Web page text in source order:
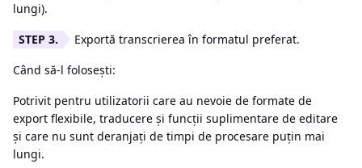
lungi).
Exportă transcrierea în formatul preferat.
Când să-l folosești:
Potrivit pentru utilizatorii care au nevoie de formate de
export flexibile, traducere și funcții suplimentare de editare
și care nu sunt deranjați de timpi de procesare puțin mai
lungi.